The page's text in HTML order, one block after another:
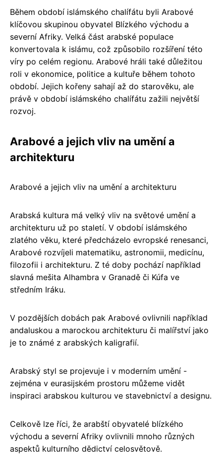
Během období islámského chalífátu byli Arabové
klíčovou skupinou obyvatel Blízkého východu a
severní Afriky. Velká část arabské populace
konvertovala k islámu, což způsobilo rozšíření této
víry po celém regionu. Arabové hráli také důležitou
roli v ekonomice, politice a kultuře během tohoto
období. Jejich kořeny sahají až do starověku, ale
právě v období islámského chalífátu zažili největší
rozvoj.
Arabové a jejich vliv na umění a
architekturu
Arabové a jejich vliv na umění a architekturu
Arabská kultura má velký vliv na světové umění a
architekturu už po staletí. V období islámského
zlatého věku, které předcházelo evropské renesanci,
Arabové rozvíjeli matematiku, astronomii, medicínu,
filozofii i architekturu. Z té doby pochází například
slavná mešita Alhambra v Granadě či Kúfa ve
středním Iráku.
V pozdějších dobách pak Arabové ovlivnili například
andaluskou a marockou architekturu či malířství jako
je to známé z arabských kaligrafií.
Arabský styl se projevuje i v moderním umění -
zejména v eurasijském prostoru můžeme vidět
inspiraci arabskou kulturou ve stavebnictví a designu.
Celkově lze říci, že arabští obyvatelé blízkého
východu a severní Afriky ovlivnili mnoho různých
aspektů kulturního dědictví celosvětově.